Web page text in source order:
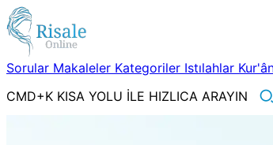
Sorular Makaleler Kategoriler Istılahlar
CMD+K KISA YOLU İLE HIZLICA ARAYIN